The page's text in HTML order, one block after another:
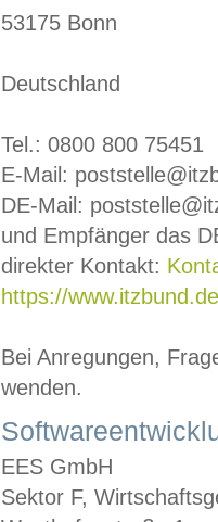
53175 Bonn
Deutschland
Tel.: 0800 800 75451
E-Mail:
DE-Mail:
und Empfänger das
direkter Kontakt:
https://
Bei Anregungen,
wenden.
EES GmbH
Sektor F,